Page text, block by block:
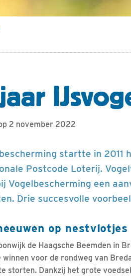
2 november 2022
startte in 2011
Postcode Loterij.
Vogelbescherming een
Drie succesvolle
op nestvlotjes
de Haagsche Beemden in
winnen voor de rondweg van
storten. Dankzij het grote